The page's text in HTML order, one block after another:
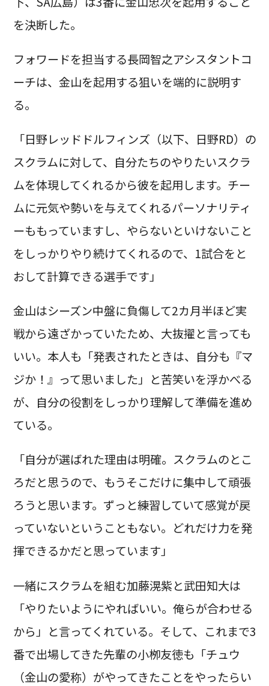
を決断した。
フォワードを担当する長岡智之アシスタントコ
ーチは、金山を起用する狙いを端的に説明す
る。
「日野レッドドルフィンズ（以下、日野RD）の
スクラムに対して、自分たちのやりたいスクラ
ムを体現してくれるから彼を起用します。チー
ムに元気や勢いを与えてくれるパーソナリティ
ーももっていますし、やらないといけないこと
をしっかりやり続けてくれるので、1試合をと
おして計算できる選手です」
金山はシーズン中盤に負傷して2カ月半ほど実
戦から遠ざかっていたため、大抜擢と言っても
いい。本人も「発表されたときは、自分も『マ
ジか！』って思いました」と苦笑いを浮かべる
が、自分の役割をしっかり理解して準備を進め
ている。
「自分が選ばれた理由は明確。スクラムのとこ
ろだと思うので、もうそこだけに集中して頑張
ろうと思います。ずっと練習していて感覚が戻
っていないということもない。どれだけ力を発
揮できるかだと思っています」
一緒にスクラムを組む加藤滉紫と武田知大は
「やりたいようにやればいい。俺らが合わせる
から」と言ってくれている。そして、これまで3
番で出場してきた先輩の小栁友徳も「チュウ
（金山の愛称）がやってきたことをやったらい